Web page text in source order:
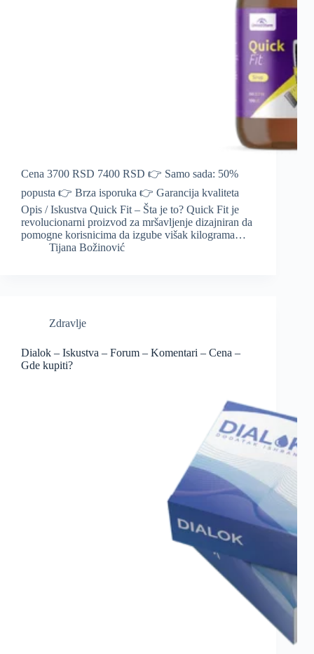
Cena 3700 RSD 7400 RSD 👉 Samo sada: 50%
popusta 👉 Brza isporuka 👉 Garancija kvaliteta
Opis / Iskustva Quick Fit – Šta je to? Quick Fit je
revolucionarni proizvod za mršavljenje dizajniran da
pomogne korisnicima da izgube višak kilograma…
Tijana Božinović
Zdravlje
Dialok – Iskustva – Forum – Komentari – Cena –
Gde kupiti?